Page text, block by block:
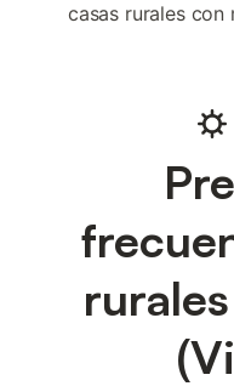
casas rurales con